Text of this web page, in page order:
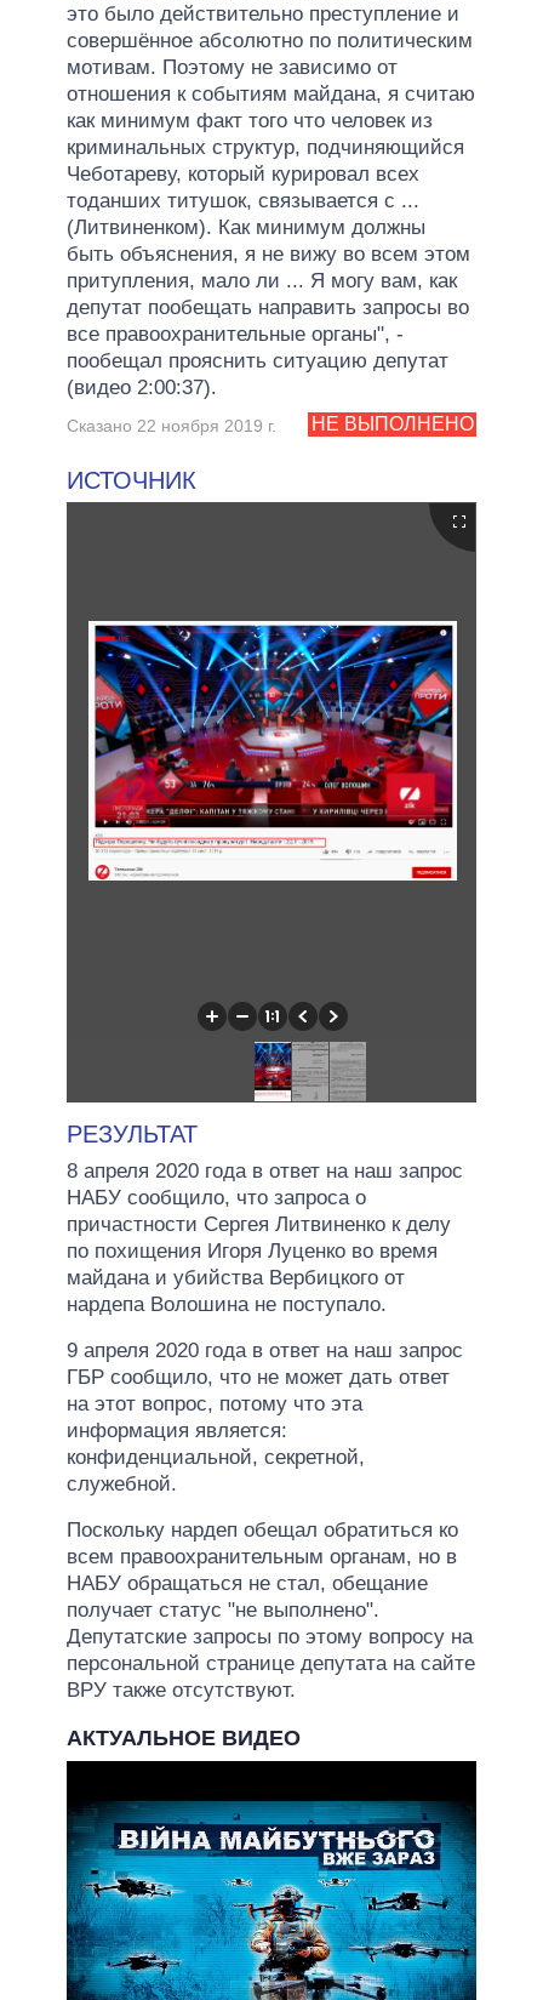
это было действительно преступление и
совершённое абсолютно по политическим
мотивам. Поэтому не зависимо от
отношения к событиям майдана, я считаю
как минимум факт того что человек из
криминальных структур, подчиняющийся
Чеботареву, который курировал всех
тоданших титушок, связывается с ...
(Литвиненком). Как минимум должны
быть объяснения, я не вижу во всем этом
притупления, мало ли ... Я могу вам, как
депутат пообещать направить запросы во
все правоохранительные органы", -
пообещал прояснить ситуацию депутат
(видео 2:00:37).
НЕ ВЫПОЛНЕНО
Сказано 22 ноября 2019 г.
ИСТОЧНИК
РЕЗУЛЬТАТ
8 апреля 2020 года в ответ на наш запрос
НАБУ сообщило, что запроса о
причастности Сергея Литвиненко к делу
по похищения Игоря Луценко во время
майдана и убийства Вербицкого от
нардепа Волошина не поступало.
9 апреля 2020 года в ответ на наш запрос
ГБР сообщило, что не может дать ответ
на этот вопрос, потому что эта
информация является:
конфиденциальной, секретной,
служебной.
Поскольку нардеп обещал обратиться ко
всем правоохранительным органам, но в
НАБУ обращаться не стал, обещание
получает статус "не выполнено".
Депутатские запросы по этому вопросу на
персональной странице депутата на сайте
ВРУ также отсутствуют.
АКТУАЛЬНОЕ ВИДЕО